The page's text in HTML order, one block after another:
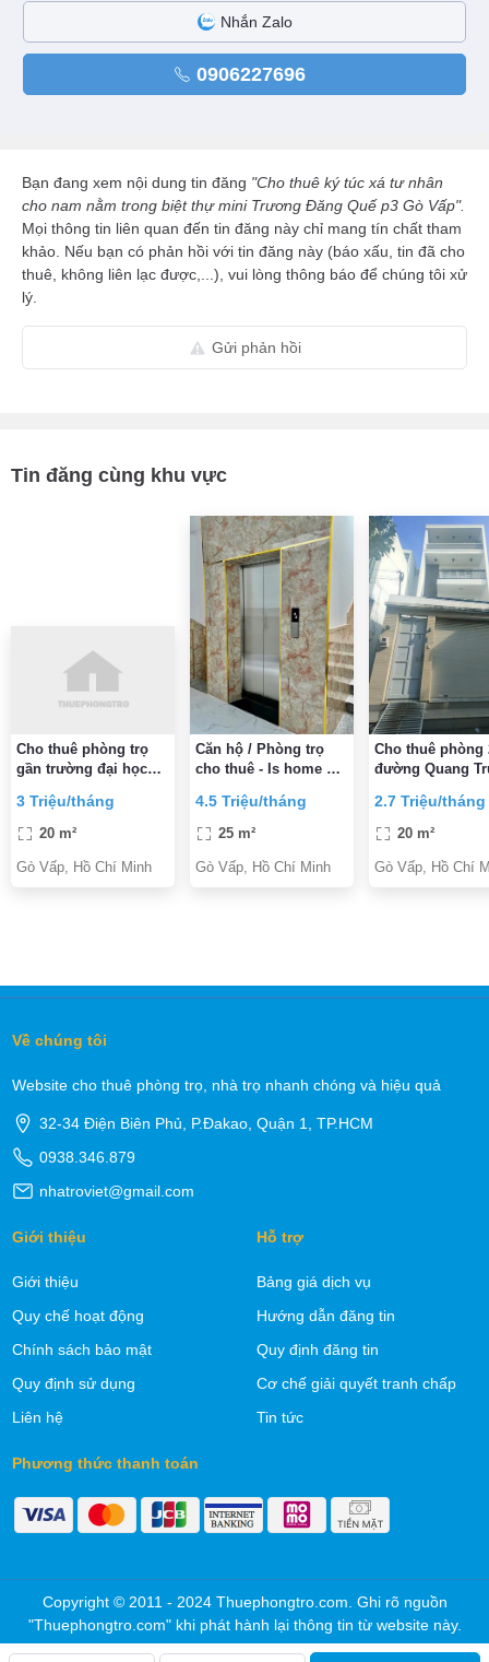
Nhắn Zalo
0906227696
Bạn đang xem nội dung tin đăng "Cho thuê ký túc xá tư nhân
cho nam nằm trong biệt thự mini Trương Đăng Quế p3 Gò Vấp".
Mọi thông tin liên quan đến tin đăng này chỉ mang tín chất tham
khảo. Nếu bạn có phản hồi với tin đăng này (báo xấu, tin đã cho
thuê, không liên lạc được,...), vui lòng thông báo để chúng tôi xử
lý.
Gửi phản hồi
Tin đăng cùng khu vực
Cho thuê phòng trọ
gần trường đại học
BV 185
3 Triệu/tháng
20 m²
Gò Vấp, Hồ Chí Minh
Căn hộ / Phòng trọ
cho thuê - Is home Gò
4.5 Triệu/tháng
25 m²
Gò Vấp, Hồ Chí Minh
Cho thuê phòng
đường Quang
triệu/tháng
2.7 Triệu/tháng
20 m²
Gò Vấp, Hồ Chí
Về chúng tôi
Website cho thuê phòng trọ, nhà trọ nhanh chóng và hiệu quả
32-34 Điện Biên Phủ, P.Đakao, Quận 1, TP.HCM
0938.346.879
nhatroviet@gmail.com
Giới thiệu
Giới thiệu
Quy chế hoạt động
Chính sách bảo mật
Quy định sử dụng
Liên hệ
Hỗ trợ
Bảng giá dịch vụ
Hướng dẫn đăng tin
Quy định đăng tin
Cơ chế giải quyết tranh chấp
Tin tức
Phương thức thanh toán
Copyright © 2011 - 2024 Thuephongtro.com. Ghi rõ nguồn
"Thuephongtro.com" khi phát hành lại thông tin từ website này.